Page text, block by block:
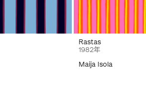
Rastas
1982年
Maija Isola